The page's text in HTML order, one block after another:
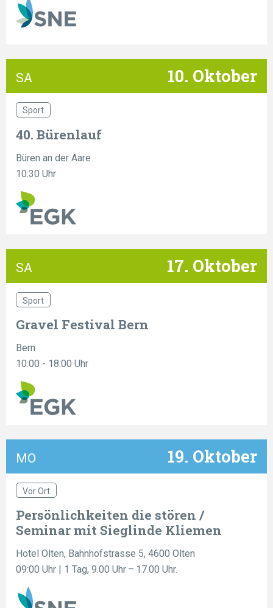
SA 10. Oktober
Sport
40. Bürenlauf
Büren an der Aare
10:30 Uhr
SA 17. Oktober
Sport
Gravel Festival Bern
Bern
10:00 - 18:00 Uhr
MO 19. Oktober
Vor Ort
Persönlichkeiten die stören /
Seminar mit Sieglinde Kliemen
Hotel Olten, Bahnhofstrasse 5, 4600 Olten
09:00 Uhr | 1 Tag, 9.00 Uhr – 17.00 Uhr.